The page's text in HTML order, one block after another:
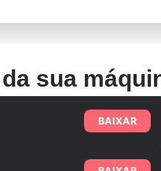
sua
BAIXAR